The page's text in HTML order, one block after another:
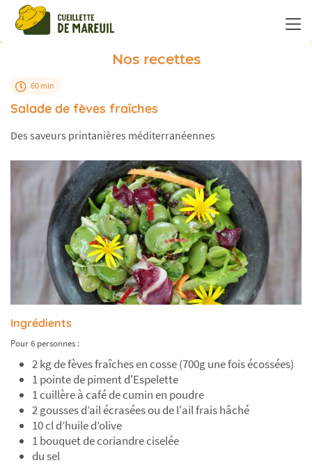
Nos recettes
60 min
Salade de fèves fraîches
Des saveurs printanières méditerranéennes
Ingrédients
Pour 6 personnes :
2 kg de fèves fraîches en cosse (700g une fois écossées)
1 pointe de piment d'Espelette
1 cuillère à café de cumin en poudre
2 gousses d’ail écrasées ou de l'ail frais hâché
10 cl d’huile d’olive
1 bouquet de coriandre ciselée
du sel
Panneau de gestion des cookies